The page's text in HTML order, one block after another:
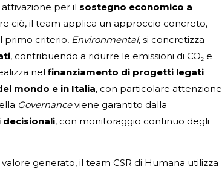
attivazione per il sostegno economico a
ciò, il team applica un approccio concreto,
primo criterio, Environmental, si concretizza
, contribuendo a ridurre le emissioni di CO₂ e
nel finanziamento di progetti legati
mondo e in Italia, con particolare attenzione
Governanceviene garantito dalla
decisionali, con monitoraggio continuo degli
generato, il team CSR di Humana utilizza